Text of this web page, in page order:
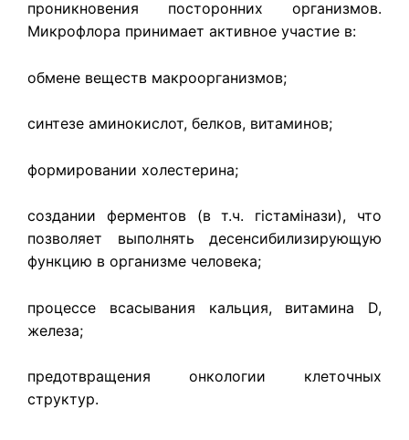
проникновения посторонних организмов.
Микрофлора принимает активное участие в:
обмене веществ макроорганизмов;
синтезе аминокислот, белков, витаминов;
формировании холестерина;
создании ферментов (в т.ч. гістамінази), что
позволяет выполнять десенсибилизирующую
функцию в организме человека;
процессе всасывания кальция, витамина D,
железа;
предотвращения онкологии клеточных
структур.